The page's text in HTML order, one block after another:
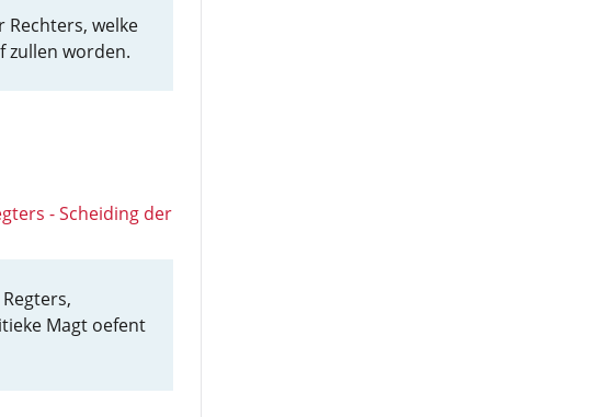
welke
zullen worden.
- Scheiding der
Magt oefent